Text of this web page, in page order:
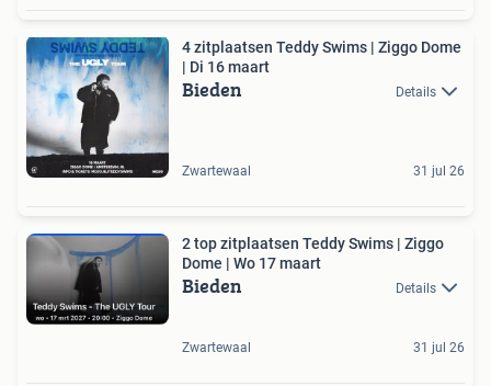
4 zitplaatsen Teddy Swims | Ziggo Dome
| Di 16 maart
Bieden Details
Zwartewaal 31 jul 26
2 top zitplaatsen Teddy Swims | Ziggo
Dome | Wo 17 maart
Bieden Details
Zwartewaal 31 jul 26